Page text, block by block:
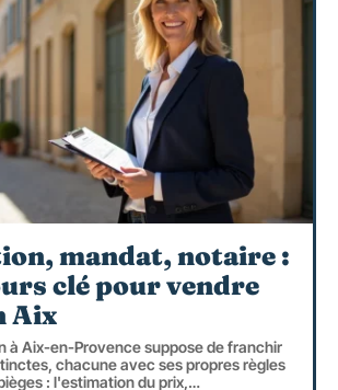
mandat, notaire :
clé pour vendre
Aix
à Aix-en-Provence suppose de franchir
chacune avec ses propres règles
: l'estimation du prix,…